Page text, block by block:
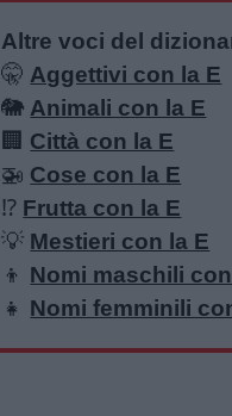
Altre voci del
🤫 Aggettivi con la E
🐘 Animali con la E
🏢 Città con la E
🚁 Cose con la E
⁉️ Frutta con la E
💡 Mestieri con la E
👦 Nomi maschili
👧 Nomi femminili